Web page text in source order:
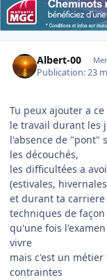
Albert-00
Publication:23
Tu peux ajouter a
le travail durant les
l'absence de "pont"
les découchés,
les difficultées a
(estivales,
et durant ta
techniques de
qu'une fois
vivre
mais c'est un
contraintes